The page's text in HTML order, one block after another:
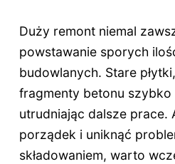
Duży remont niemal
powstawanie sporych
budowlanych. Stare
fragmenty betonu
utrudniając dalsze prace.
porządek i uniknąć
składowaniem, warto